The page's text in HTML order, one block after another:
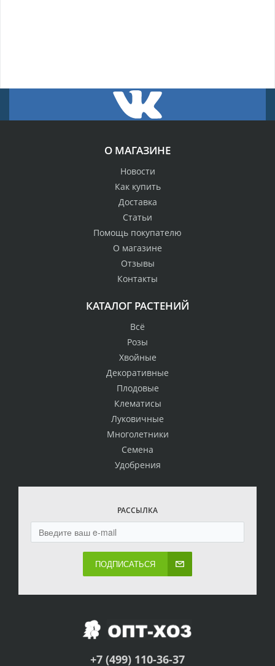
О МАГАЗИНЕ
Новости
Как купить
Доставка
Статьи
Помощь покупателю
О магазине
Отзывы
Контакты
КАТАЛОГ РАСТЕНИЙ
Всё
Розы
Хвойные
Декоративные
Плодовые
Клематисы
Луковичные
Многолетники
Семена
Удобрения
РАССЫЛКА
ПОДПИСАТЬСЯ
+7 (499) 110-36-37